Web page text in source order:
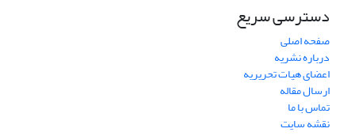
دسترسی سریع
صفحه اصلی
درباره نشریه
اعضای هیات تحریریه
ارسال مقاله
تماس با ما
نقشه سایت